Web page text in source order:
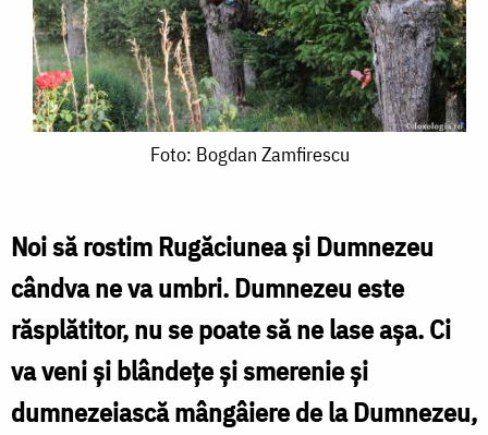
Zamfirescu
Foto: Bogdan Zamfirescu
Noi să rostim Rugăciunea și Dumnezeu
cândva ne va umbri. Dumnezeu este
răsplătitor, nu se poate să ne lase așa. Ci
va veni și blândețe și smerenie și
dumnezeiască mângâiere de la Dumnezeu,